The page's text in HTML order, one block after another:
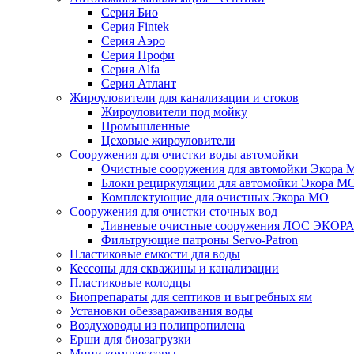
Серия Био
Серия Fintek
Серия Аэро
Серия Профи
Серия Alfa
Серия Атлант
Жироуловители для канализации и стоков
Жироуловители под мойку
Промышленные
Цеховые жироуловители
Сооружения для очистки воды автомойки
Очистные сооружения для автомойки Экора
Блоки рециркуляции для автомойки Экора
Комплектующие для очистных Экора МО
Сооружения для очистки сточных вод
Ливневые очистные сооружения ЛОС ЭКОРА
Фильтрующие патроны Servo-Patron
Пластиковые емкости для воды
Кессоны для скважины и канализации
Пластиковые колодцы
Биопрепараты для септиков и выгребных ям
Установки обеззараживания воды
Воздуховоды из полипропилена
Ерши для биозагрузки